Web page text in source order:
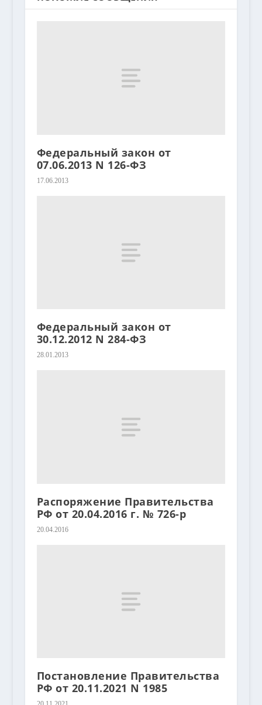
Федеральный закон от
07.06.2013 N 126-ФЗ
17.06.2013
Федеральный закон от
30.12.2012 N 284-ФЗ
28.01.2013
Распоряжение Правительства
РФ от 20.04.2016 г. № 726-р
20.04.2016
Постановление Правительства
РФ от 20.11.2021 N 1985